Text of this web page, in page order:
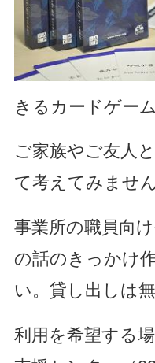
きるカードゲー
ご家族やご友人
て考えてみませ
事業所の職員向
の話のきっかけ
い。 貸し出しは無
利用を希望する